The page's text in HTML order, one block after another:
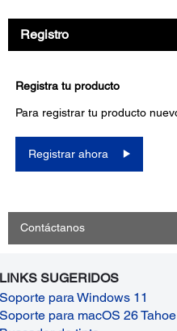
Registro
Registra tu producto
Para registrar tu producto
Registrar ahora
Contáctanos
LINKS SUGERIDOS
Soporte para Windows 11
Soporte para macOS 26 Tahoe